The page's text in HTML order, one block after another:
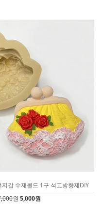
갑 수제몰드 1구 석고방향제DIY
원 5,000원